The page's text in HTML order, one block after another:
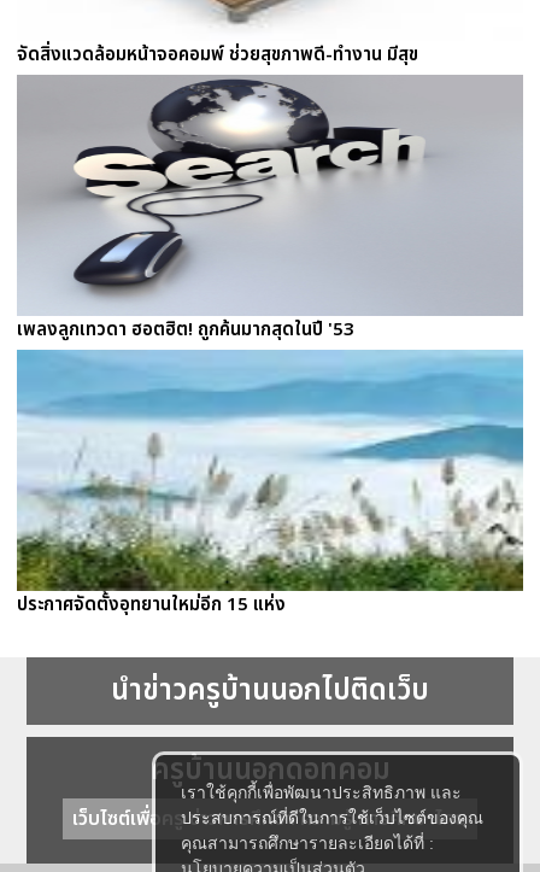
เราใช้คุกกี้เพื่อพัฒนาประสิทธิภาพ และ
ประสบการณ์ที่ดีในการใช้เว็บไซต์ของคุณ
คุณสามารถศึกษารายละเอียดได้ที่ :
จัดสิ่งแวดล้อมหน้าจอคอมพ์ ช่วยสุขภาพดี-ทำงาน มีสุข
เพลงลูกเทวดา ฮอตฮิต! ถูกค้นมากสุดในปี '53
ประกาศจัดตั้งอุทยานใหม่อีก 15 แห่ง
นำข่าวครูบ้านนอกไปติดเว็บ
ครูบ้านนอกดอทคอม
เว็บไซต์เพื่อครู ข่าวการศึกษา ความรู้ การศึกษาไทย